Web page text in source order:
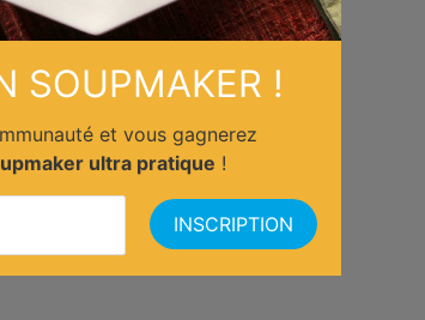
SOUPMAKER !
et vous gagnerez
ultra pratique !